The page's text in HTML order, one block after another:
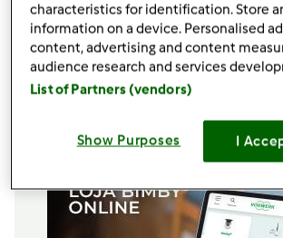
100gflocos de aveia
500gleite soja (receita livro base)
550 gágua
50gaçúcar amarelo
characteristics for identification. Store
information on a device. Personalised
content, advertising and content
audience research and services
List of Partners (vendors)
Show Purposes I